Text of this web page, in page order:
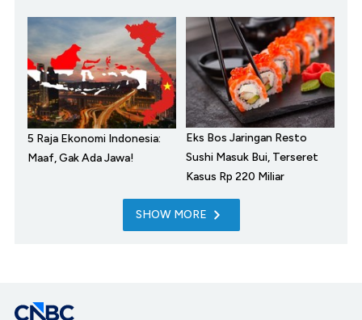
5 Raja Ekonomi Indonesia:
Maaf, Gak Ada Jawa!
Eks Bos Jaringan Resto
Sushi Masuk Bui, Terseret
Kasus Rp 220 Miliar
SHOW MORE